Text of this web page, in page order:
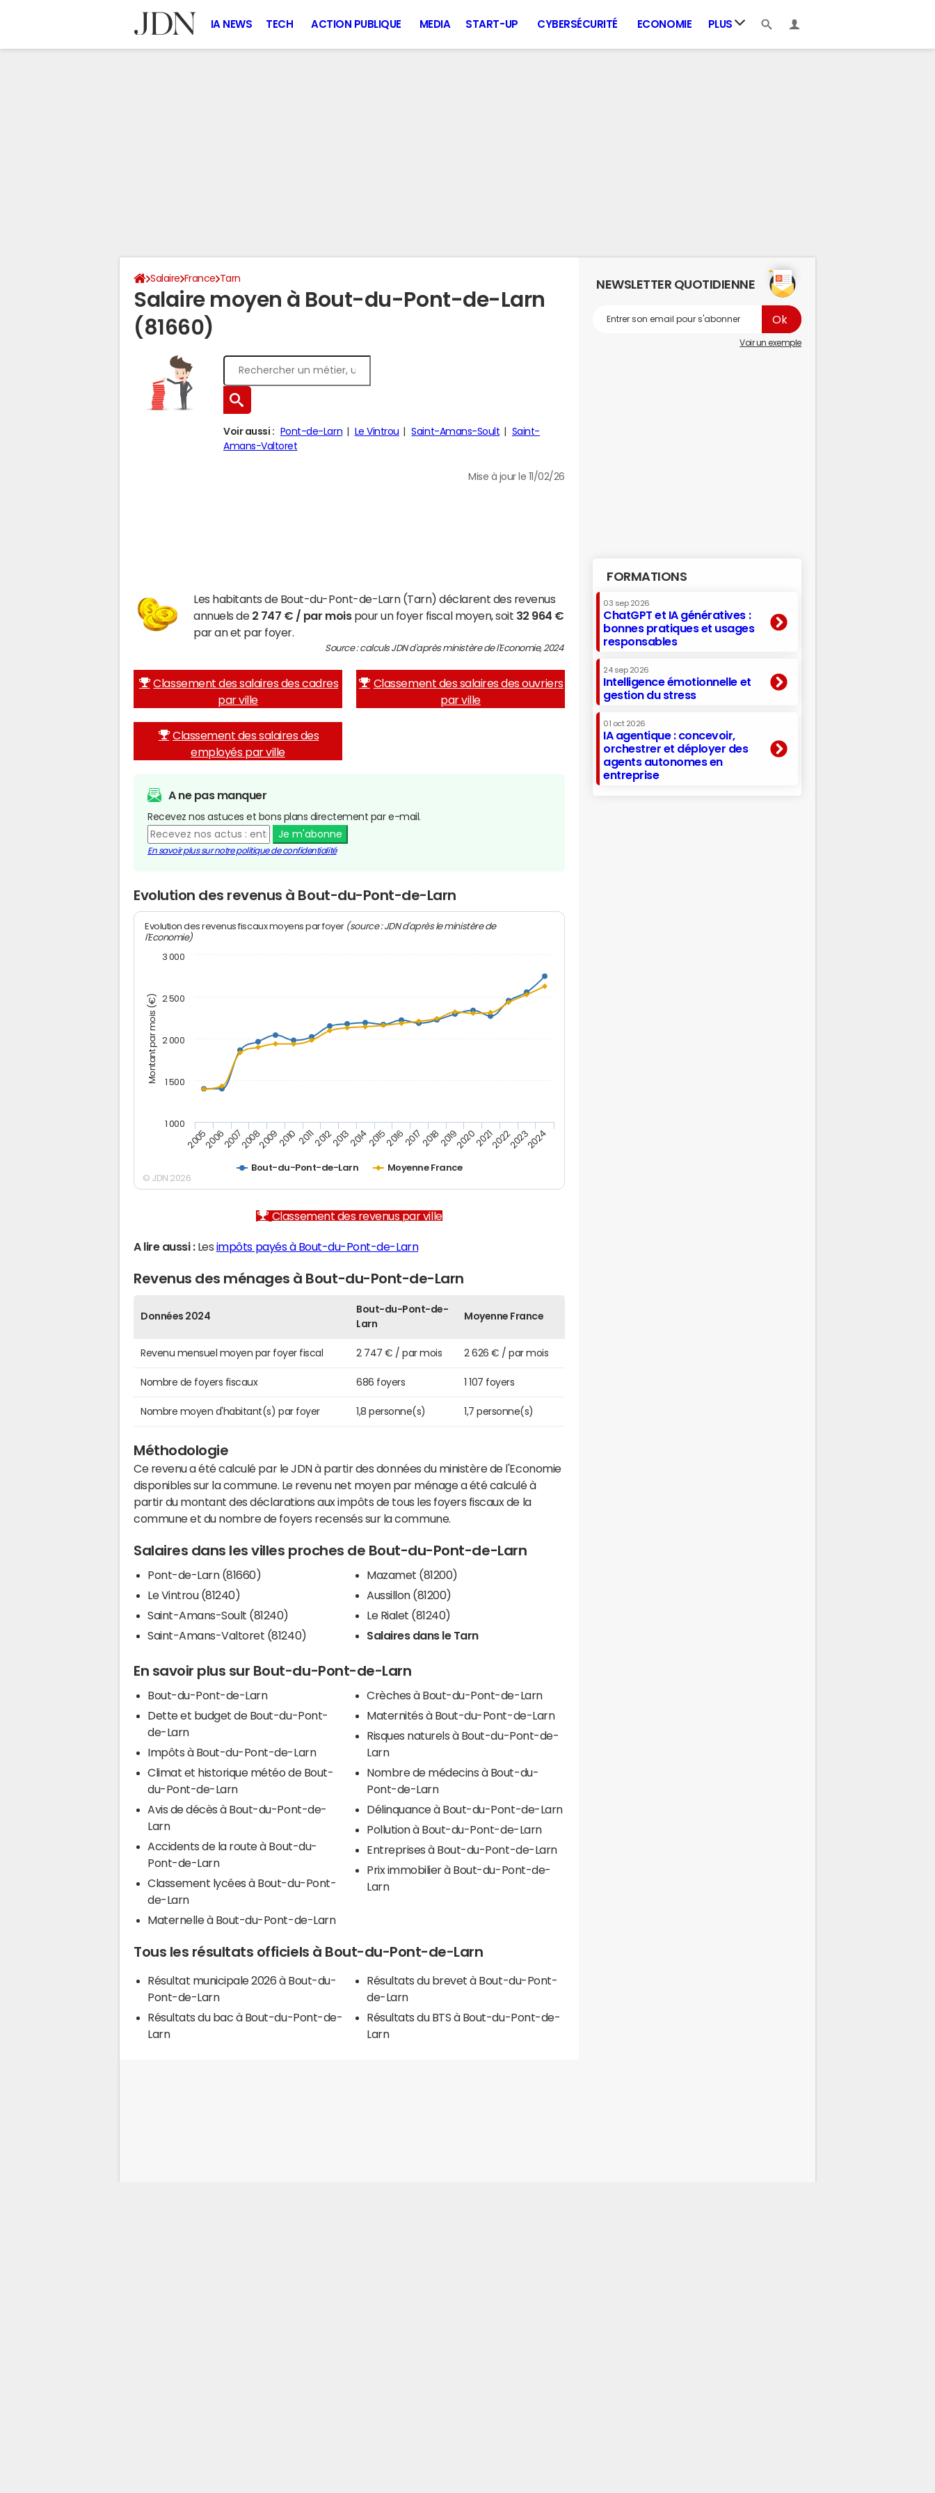
IA NEWS TECH ACTION PUBLIQUE MEDIA START-UP CYBERSÉCURITÉ ECONOMIE PLUS
Salaire France Tarn
Salaire moyen à Bout-du-Pont-de-Larn
(81660)
Voir aussi : Pont-de-Larn Le Vintrou Saint-Amans-Soult
Saint-
Amans-Valtoret
Mise à jour le 11/02/26
Les habitants de Bout-du-Pont-de-Larn (Tarn) déclarent des revenus
annuels de 2 747 € / par moispour un foyer fiscal moyen, soit 32 964 €
par an et par foyer.
Source : calculs JDN d'après ministère de l'Economie, 2024
Classement des salaires des cadres
par ville
Classement des salaires des ouvriers
par ville
Classement des salaires des
employés par ville
A ne pas manquer
Recevez nos astuces et bons plans directement par e-mail.
Je m'abonne
En savoir plus sur notre politique de confidentialité
Evolution des revenus à Bout-du-Pont-de-Larn
Montant par mois (€)
Evolution des revenus fiscaux moyens par foyer (source : JDN d'après le ministère de
l'Economie)
Bout-du-Pont-de-Larn Moyenne France
200520062007200820092010 20112012201320142015201620172018201920202021202220232024
1 000
1 500
2 000
2 500
3 000
© JDN 2026
Classement des revenus par ville
A lire aussi :Les impôts payés à Bout-du-Pont-de-Larn
Revenus des ménages à Bout-du-Pont-de-Larn
Données 2024
Bout-du-Pont-de-
Larn
Moyenne France
Revenu mensuel moyen par foyer fiscal 2 747 € / par mois 2 626 € / par mois
Nombre de foyers fiscaux 686 foyers 1 107 foyers
Nombre moyen d'habitant(s) par foyer 1,8 personne(s) 1,7 personne(s)
Méthodologie
Ce revenu a été calculé par le JDN à partir des données du ministère de l'Economie
disponibles sur la commune. Le revenu net moyen par ménage a été calculé à
partir du montant des déclarations aux impôts de tous les foyers fiscaux de la
commune et du nombre de foyers recensés sur la commune.
Salaires dans les villes proches de Bout-du-Pont-de-Larn
Pont-de-Larn (81660)
Le Vintrou (81240)
Saint-Amans-Soult (81240)
Saint-Amans-Valtoret (81240)
Mazamet (81200)
Aussillon (81200)
Le Rialet (81240)
Salaires dans le Tarn
En savoir plus sur Bout-du-Pont-de-Larn
Bout-du-Pont-de-Larn
Dette et budget de Bout-du-Pont-
de-Larn
Impôts à Bout-du-Pont-de-Larn
Climat et historique météo de Bout-
du-Pont-de-Larn
Avis de décès à Bout-du-Pont-de-
Larn
Accidents de la route à Bout-du-
Pont-de-Larn
Classement lycées à Bout-du-Pont-
de-Larn
Maternelle à Bout-du-Pont-de-Larn
Crèches à Bout-du-Pont-de-Larn
Maternités à Bout-du-Pont-de-Larn
Risques naturels à Bout-du-Pont-de-
Larn
Nombre de médecins à Bout-du-
Pont-de-Larn
Délinquance à Bout-du-Pont-de-Larn
Pollution à Bout-du-Pont-de-Larn
Entreprises à Bout-du-Pont-de-Larn
Prix immobilier à Bout-du-Pont-de-
Larn
Tous les résultats officiels à Bout-du-Pont-de-Larn
Résultat municipale 2026 à Bout-du-
Pont-de-Larn
Résultats du bac à Bout-du-Pont-de-
Larn
Résultats du brevet à Bout-du-Pont-
de-Larn
Résultats du BTS à Bout-du-Pont-de-
Larn
NEWSLETTER QUOTIDIENNE
Voir un exemple
FORMATIONS
03 sep 2026
ChatGPT et IA génératives :
bonnes pratiques et usages
responsables
24 sep 2026
Intelligence émotionnelle et
gestion du stress
01 oct 2026
IA agentique : concevoir,
orchestrer et déployer des
agents autonomes en
entreprise